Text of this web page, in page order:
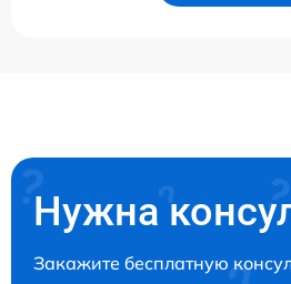
Нужна
Закажите бесплатную